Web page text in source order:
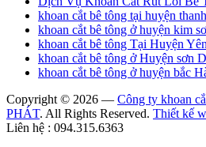
khoan cắt bê tông tại huyện
khoan cắt bê tông ở huyện kim
khoan cắt bê tông Tại Huyện
khoan cắt bê tông ở Huyện sơn
khoan cắt bê tông ở huyện bắc
Copyright © 2026 — Công ty khoan
PHÁT. All Rights Reserved. Thiết kế
Liên hệ : 094.315.6363